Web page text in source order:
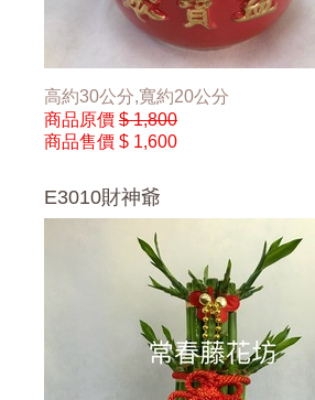
高約30公分,寬約20公分
商品原價 $ 1,800
商品售價 $ 1,600
E3010財神爺